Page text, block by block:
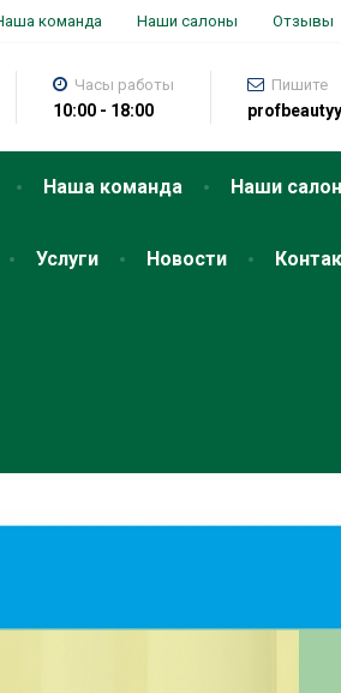
команда Наши салоны Отзывы
Наша команда Наши
Услуги Новости
Часы работы
10:00 - 18:00
Пишите